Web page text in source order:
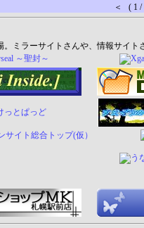
＜ ( 1 /
。ミラーサイトさんや、情報サイト
サイト総合トップ(仮）